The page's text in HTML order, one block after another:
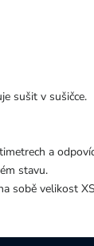
sušit v sušičce.
a
stavu.
sobě velikost